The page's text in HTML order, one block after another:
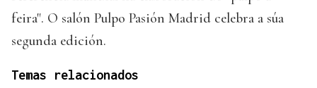
feira". O salón Pulpo Pasión Madrid celebra a súa
segunda edición.
Temas relacionados